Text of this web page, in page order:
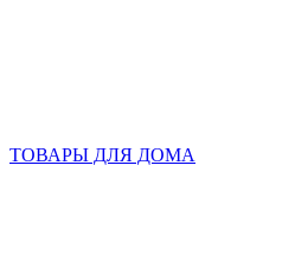
ТОВАРЫ ДЛЯ ДОМА